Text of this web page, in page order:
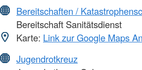
Bereitschaften /
Bereitschaft Sanitätsdienst
Karte: Link zur Google Maps
Jugendrotkreuz